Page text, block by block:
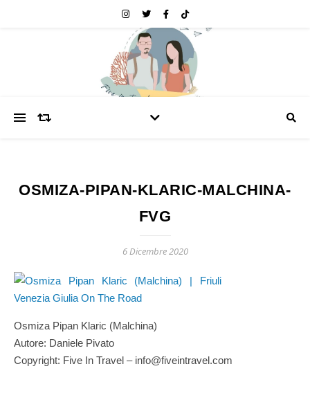
OSMIZA-PIPAN-KLARIC-MALCHINA-
FVG
6 Dicembre 2020
Osmiza Pipan Klaric (Malchina)
Autore: Daniele Pivato
Copyright: Five In Travel – info@fiveintravel.com